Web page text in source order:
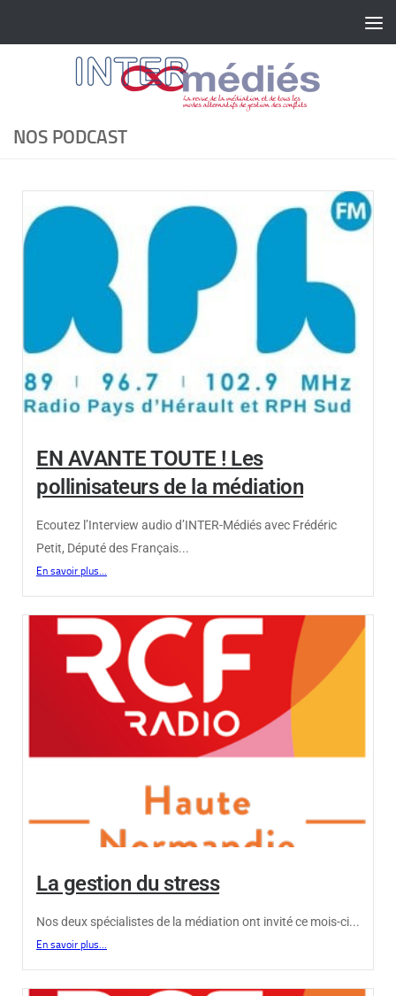
NOS PODCAST
EN AVANTE TOUTE ! Les
pollinisateurs de la médiation
Ecoutez l’Interview audio d’INTER-Médiés avec Frédéric
Petit, Député des Français...
En savoir plus...
La gestion du stress
Nos deux spécialistes de la médiation ont invité ce mois-ci...
En savoir plus...